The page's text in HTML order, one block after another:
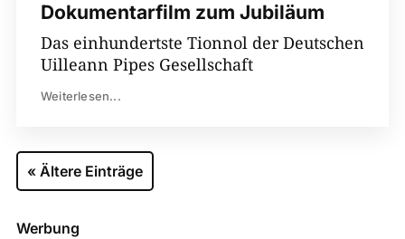
Dokumentarfilm zum Jubiläum
Das einhundertste Tionnol der Deutschen
Uilleann Pipes Gesellschaft
Weiterlesen...
« Ältere Einträge
Werbung